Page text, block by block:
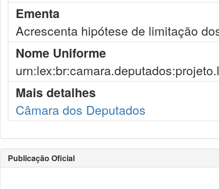
Ementa
Acrescenta hipótese de limitação
Nome Uniforme
Mais detalhes
Câmara dos Deputados
Publicação Oficial